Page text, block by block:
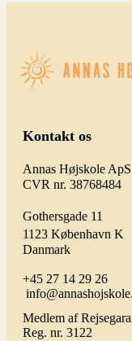
Kontakt os
Annas Højskole ApS
CVR nr. 38768484
Gothersgade 11
1123 København K
Danmark
+45 27 14 29 26
Medlem af
Reg. nr. 3122